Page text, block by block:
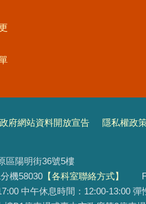
政府網站資料開放宣告 隱私權政
區陽明街36號5樓
機58030 【各科室聯絡方式】
中午休息時間：12:00-13:00